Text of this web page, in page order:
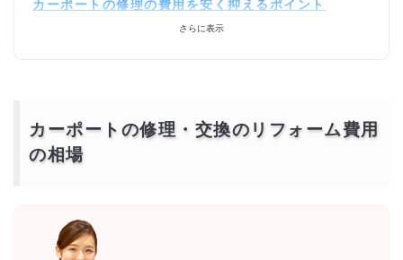
カーポートの修理の費用を安く抑えるポイント
DIYでのカーポート修理の流れ
カーポートの修理の業者の選ぶポイントは？
カーポートの修理・交換を激安・格安でするには？
相見積もりとは？
さらに表示
カーポートの修理・交換のリフォーム費用
の相場